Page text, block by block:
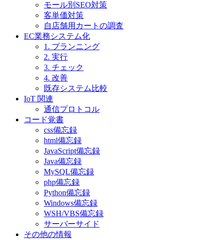
モール別SEO対策
客単価対策
自店舗用カートの調査
EC業務システム化
1. プランニング
2. 実行
3. チェック
4. 改善
既存システム比較
IoT 関連
通信プロトコル
コード覚書
css備忘録
html備忘録
JavaScript備忘録
Java備忘録
MySQL備忘録
php備忘録
Python備忘録
Windows備忘録
WSH/VBS備忘録
サーバーサイド
その他の情報